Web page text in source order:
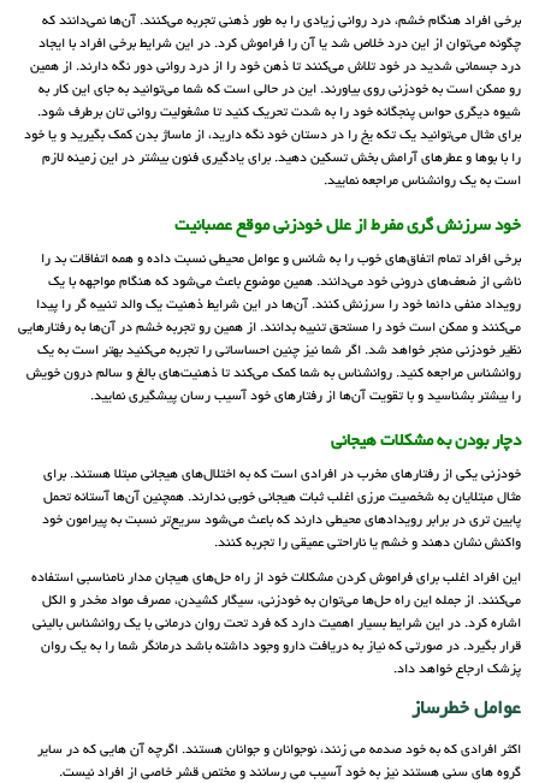
برخی افراد هنگام خشم، درد روانی زیادی را به طور ذهنی تجربه می‌کنند. آن‌ها نمی‌دانند که
چگونه می‌توان از این درد خلاص شد یا آن را فراموش کرد. در این شرایط برخی افراد با ایجاد
درد جسمانی شدید در خود تلاش می‌کنند تا ذهن خود را از درد روانی دور نگه دارند. از همین
رو ممکن است به خودزنی روی بیاورند. این در حالی است که شما می‌توانید به جای این کار به
شیوه دیگری حواس پنجگانه خود را به شدت تحریک کنید تا مشغولیت روانی تان برطرف شود.
برای مثال می‌توانید یک تکه یخ را در دستان خود نگه دارید، از ماساژ بدن کمک بگیرید و یا خود
را با بوها و عطرهای آرامش بخش تسکین دهید. برای یادگیری فنون بیشتر در این زمینه لازم
است به یک روانشناس مراجعه نمایید.
خود سرزنش گری مفرط از علل خودزنی موقع عصبانیت
برخی افراد تمام اتفاق‌های خوب را به شانس و عوامل محیطی نسبت داده و همه اتفاقات بد را
ناشی از ضعف‌های درونی خود می‌دانند. همین موضوع باعث می‌شود که هنگام مواجهه با یک
رویداد منفی دائما خود را سرزنش کنند. آن‌ها در این شرایط ذهنیت یک والد تنبیه گر را پیدا
می‌کنند و ممکن است خود را مستحق تنبیه بدانند. از همین رو تجربه خشم در آن‌ها به رفتارهایی
نظیر خودزنی منجر خواهد شد. اگر شما نیز چنین احساساتی را تجربه می‌کنید بهتر است به یک
روانشناس مراجعه کنید. روانشناس به شما کمک می‌کند تا ذهنیت‌های بالغ و سالم درون خویش
را بیشتر بشناسید و با تقویت آن‌ها از رفتارهای خود آسیب رسان پیشگیری نمایید.
دچار بودن به مشکلات هیجانی
خودزنی یکی از رفتارهای مخرب در افرادی است که به اختلال‌های هیجانی مبتلا هستند. برای
مثال مبتلایان به شخصیت مرزی اغلب ثبات هیجانی خوبی ندارند. همچنین آن‌ها آستانه تحمل
پایین تری در برابر رویدادهای محیطی دارند که باعث می‌شود سریع‌تر نسبت به پیرامون خود
واکنش نشان دهند و خشم یا ناراحتی عمیقی را تجربه کنند.
این افراد اغلب برای فراموش کردن مشکلات خود از راه حل‌های هیجان مدار نامناسبی استفاده
می‌کنند. از جمله این راه حل‌ها می‌توان به خودزنی، سیگار کشیدن، مصرف مواد مخدر و الکل
اشاره کرد. در این شرایط بسیار اهمیت دارد که فرد تحت روان درمانی با یک روانشناس بالینی
قرار بگیرد. در صورتی که نیاز به دریافت دارو وجود داشته باشد درمانگر شما را به یک روان
پزشک ارجاع خواهد داد.
عوامل خطرساز
اکثر افرادی که به خود صدمه می زنند، نوجوانان و جوانان هستند. اگرچه آن هایی که در سایر
گروه های سنی هستند نیز به خود آسیب می رسانند و مختص قشر خاصی از افراد نیست.